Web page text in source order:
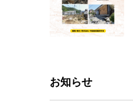
お知らせ